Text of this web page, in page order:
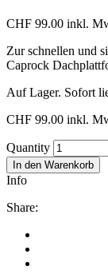
CHF 99.00 inkl.
Zur schnellen und
Caprock
Auf Lager. Sofort
CHF 99.00 inkl.
Quantity
In den Warenkorb
Info
Share: